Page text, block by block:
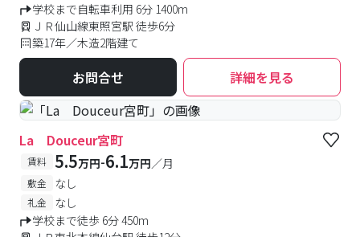
学校まで自転車利用 6分 1400m
ＪＲ仙山線東照宮駅 徒歩6分
築17年／木造2階建て
お問合せ 詳細を見る
La Douceur宮町
賃料 5.5万円-6.1万円／月
敷金 なし
礼金
なし
学校まで徒歩 6分 450m